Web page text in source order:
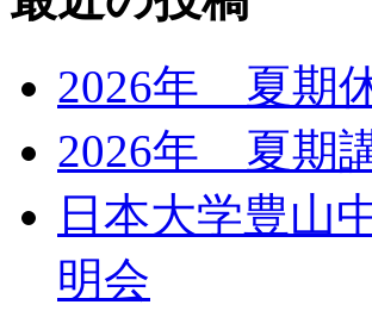
2026年 夏期
2026年 夏期
日本大学豊山
明会